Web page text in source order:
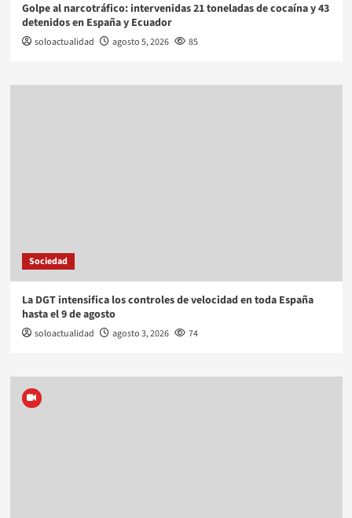
Golpe al narcotráfico: intervenidas 21 toneladas de cocaína y 43
detenidos en España y Ecuador
soloactualidad agosto 5, 2026 85
Sociedad
La DGT intensifica los controles de velocidad en toda España
hasta el 9 de agosto
soloactualidad agosto 3, 2026 74